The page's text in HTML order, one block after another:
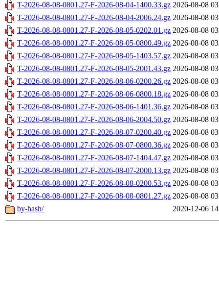
T-2026-08-08-0801.27-F-2026-08-04-1400.33.gz 2026-08-08
T-2026-08-08-0801.27-F-2026-08-04-2006.24.gz 2026-08-08
T-2026-08-08-0801.27-F-2026-08-05-0202.01.gz 2026-08-08
T-2026-08-08-0801.27-F-2026-08-05-0800.49.gz 2026-08-08
T-2026-08-08-0801.27-F-2026-08-05-1403.57.gz 2026-08-08
T-2026-08-08-0801.27-F-2026-08-05-2001.43.gz 2026-08-08
T-2026-08-08-0801.27-F-2026-08-06-0200.26.gz 2026-08-08
T-2026-08-08-0801.27-F-2026-08-06-0800.18.gz 2026-08-08
T-2026-08-08-0801.27-F-2026-08-06-1401.36.gz 2026-08-08
T-2026-08-08-0801.27-F-2026-08-06-2004.50.gz 2026-08-08
T-2026-08-08-0801.27-F-2026-08-07-0200.40.gz 2026-08-08
T-2026-08-08-0801.27-F-2026-08-07-0800.36.gz 2026-08-08
T-2026-08-08-0801.27-F-2026-08-07-1404.47.gz 2026-08-08
T-2026-08-08-0801.27-F-2026-08-07-2000.13.gz 2026-08-08
T-2026-08-08-0801.27-F-2026-08-08-0200.53.gz 2026-08-08
T-2026-08-08-0801.27-F-2026-08-08-0801.27.gz 2026-08-08
by-hash/
2020-12-06